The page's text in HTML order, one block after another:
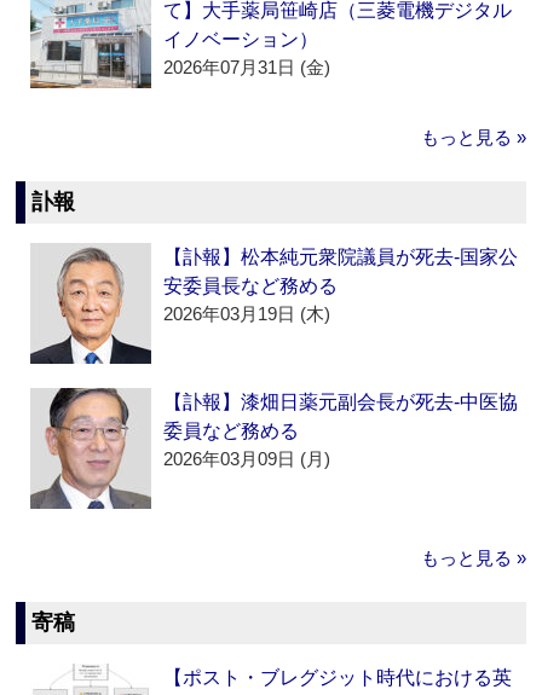
て】大手薬局笹崎店（三菱電機デジタル
イノベーション）
2026年07月31日 (金)
もっと見る »
訃報
【訃報】松本純元衆院議員が死去‐国家公
安委員長など務める
2026年03月19日 (木)
【訃報】漆畑日薬元副会長が死去‐中医協
委員など務める
2026年03月09日 (月)
もっと見る »
寄稿
【ポスト・ブレグジット時代における英